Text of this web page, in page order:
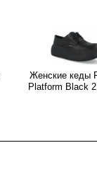
Женские кеды
Platform Black